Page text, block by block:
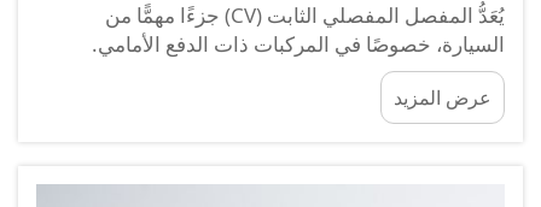
يُعَدُّ المفصل المفصلي الثابت (CV) جزءًا مهمًّا من
السيارة، خصوصًا في المركبات ذات الدفع الأمامي.
ويساعد هذا المفصل في نقل القوة من المحرك إلى
العجلات. وعند تحرك السيارة، يسمح المفصل المفصلي
الثابت للعجلات بالدوران والحركة لأعلى ولأسفل. وأحيانًا،
عرض المزيد